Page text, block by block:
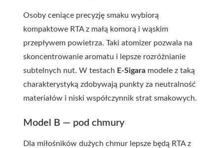
Osoby ceniące precyzję smaku wybiorą
kompaktowe RTA z małą komorą i wąskim
przepływem powietrza. Taki atomizer pozwala na
skoncentrowanie aromatu i lepsze rozróżnianie
subtelnych nut. W testach E-Sigara modele z taką
charakterystyką zdobywają punkty za neutralność
materiałów i niski współczynnik strat smakowych.
Model B — pod chmury
Dla miłośników dużych chmur lepsze będą RTA z